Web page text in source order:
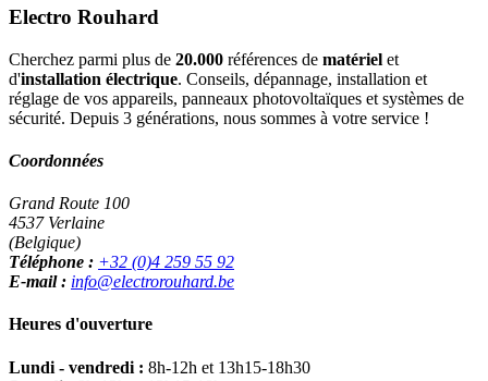
Electro Rouhard
Cherchez parmi plus de 20.000 références de matériel et
d'installation électrique. Conseils, dépannage, installation et
réglage de vos appareils, panneaux photovoltaïques et systèmes de
sécurité. Depuis 3 générations, nous sommes à votre service !
Coordonnées
Grand Route 100
4537 Verlaine
(Belgique)
Téléphone : +32 (0)4 259 55 92
E-mail : info@electrorouhard.be
Heures d'ouverture
Lundi - vendredi : 8h-12h et 13h15-18h30